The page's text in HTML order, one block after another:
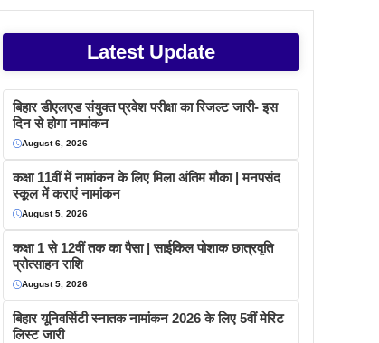
Latest Update
बिहार डीएलएड संयुक्त प्रवेश परीक्षा का रिजल्ट जारी- इस
दिन से होगा नामांकन
August 6, 2026
कक्षा 11वीं में नामांकन के लिए मिला अंतिम मौका | मनपसंद
स्कूल में कराएं नामांकन
August 5, 2026
कक्षा 1 से 12वीं तक का पैसा | साईकिल पोशाक छात्रवृति
प्रोत्साहन राशि
August 5, 2026
बिहार यूनिवर्सिटी स्नातक नामांकन 2026 के लिए 5वीं मेरिट
लिस्ट जारी